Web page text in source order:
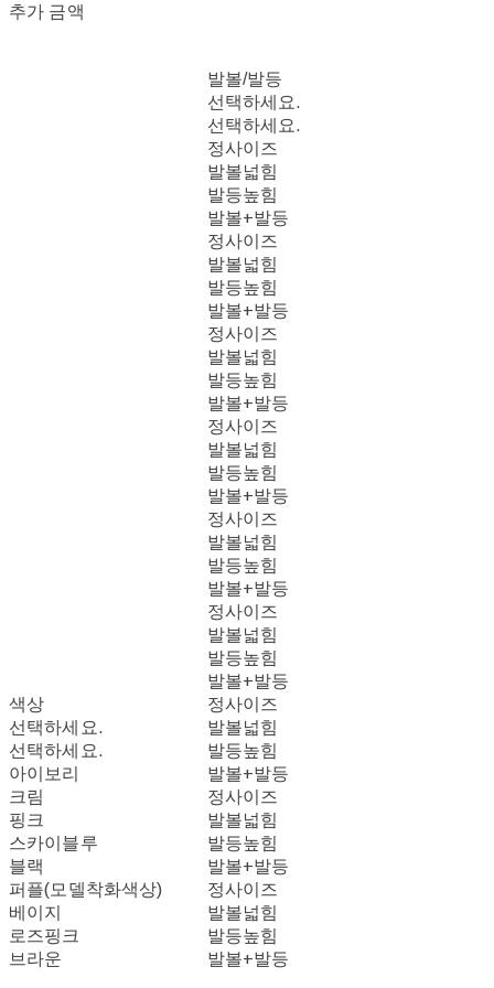
추가 금액
색상
선택하세요.
선택하세요.
아이보리
크림
핑크
스카이블루
블랙
퍼플(모델착화색상)
베이지
로즈핑크
브라운
발볼/발등
선택하세요.
선택하세요.
정사이즈
발볼넓힘
발등높힘
발볼+발등
정사이즈
발볼넓힘
발등높힘
발볼+발등
정사이즈
발볼넓힘
발등높힘
발볼+발등
정사이즈
발볼넓힘
발등높힘
발볼+발등
정사이즈
발볼넓힘
발등높힘
발볼+발등
정사이즈
발볼넓힘
발등높힘
발볼+발등
정사이즈
발볼넓힘
발등높힘
발볼+발등
정사이즈
발볼넓힘
발등높힘
발볼+발등
정사이즈
발볼넓힘
발등높힘
발볼+발등